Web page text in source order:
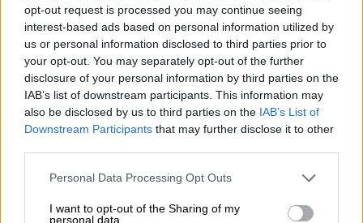
opt-out request is processed you may continue seeing
interest-based ads based on personal information utilized by
us or personal information disclosed to third parties prior to
your opt-out. You may separately opt-out of the further
disclosure of your personal information by third parties on the
IAB’s list of downstream participants. This information may
also be disclosed by us to third parties on the IAB’s List of
Downstream Participants that may further disclose it to other
Please note that this website/app uses one or more Google
not limited to your visit or usage behaviour. You may click to
Personal Data Processing Opt Outs
I want to opt-out of the Sharing of my
personal data.
Ελλάδα|28.11.2024 09:22
Μάρτυρας καταγγέλλει τη
Μουρτζούκου για απόπειρα πώλησης
του Παναγιώτακη και του 2ου μωρού
της – Τι απαντά η 24χρονη